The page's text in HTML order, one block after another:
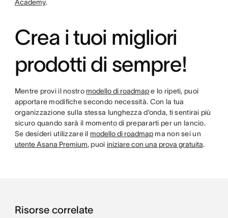
Academy.
Crea i tuoi migliori
prodotti di sempre!
Mentre provi il nostro modello di roadmape lo ripeti, puoi
apportare modifiche secondo necessità. Con la tua
organizzazione sulla stessa lunghezza d’onda, ti sentirai più
sicuro quando sarà il momento di prepararti per un lancio.
Se desideri utilizzare il modello di roadmapma non sei un
utente Asana Premium, puoi iniziare con una prova gratuita.
Risorse correlate